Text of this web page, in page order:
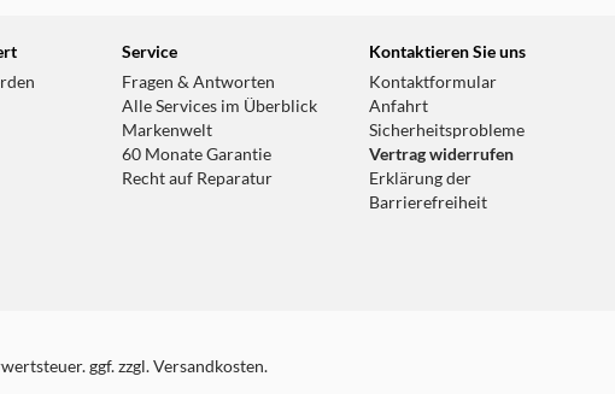
Service
Fragen & Antworten
Alle Services im Überblick
Markenwelt
60 Monate Garantie
Recht auf Reparatur
Kontaktieren Sie uns
Kontaktformular
Anfahrt
Sicherheitsprobleme
Vertrag widerrufen
Erklärung der
Barrierefreiheit
ggf. zzgl. Versandkosten.